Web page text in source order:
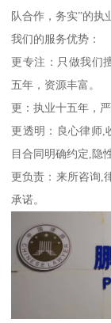
队合作，务实”的执
我们的服务优势：
更专注：只做我们
五年，资源丰富。
更：执业十五年，
更透明：良心律师,
目合同明确约定,隐
更负责：来所咨询,
承诺。